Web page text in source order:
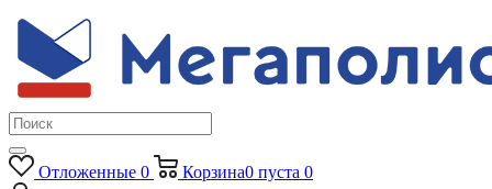
Отложенные 0 Корзина0 пуста 0